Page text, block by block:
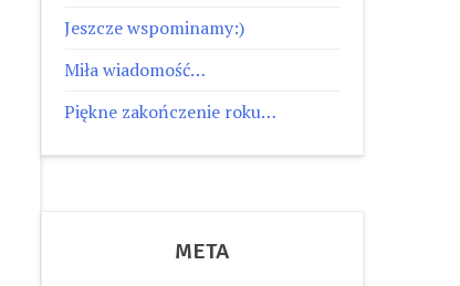
Jeszcze wspominamy:)
Miła wiadomość…
Piękne zakończenie roku…
META